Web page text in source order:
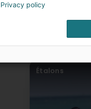
Étalons
Privacy policy